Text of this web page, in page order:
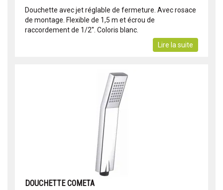
Douchette avec jet réglable de fermeture. Avec rosace
de montage. Flexible de 1,5 m et écrou de
raccordement de 1/2''. Coloris blanc.
Lire la suite
DOUCHETTE COMETA